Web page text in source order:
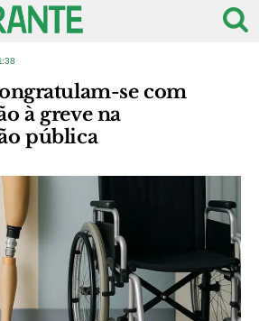
se com
à greve na
pública